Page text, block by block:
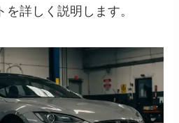
詳しく説明します。